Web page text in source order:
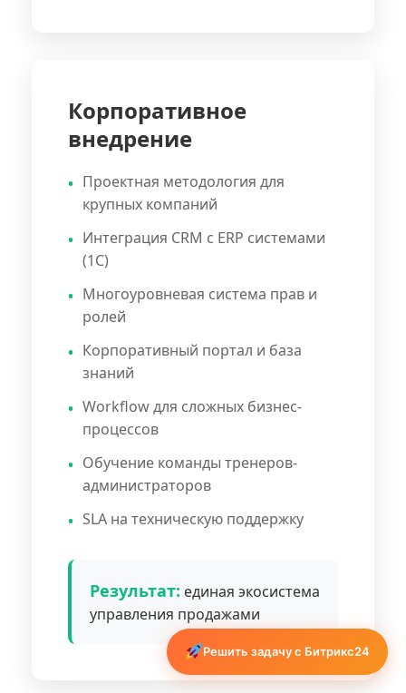
Корпоративное
внедрение
Проектная методология для
крупных компаний
Интеграция CRM с ERP системами
(1С)
Многоуровневая система прав и
ролей
Корпоративный портал и база
знаний
Workflow для сложных бизнес-
процессов
Обучение команды тренеров-
администраторов
SLA на техническую поддержку
Результат: единая экосистема
управления продажами
Решить задачу с Битрикс24